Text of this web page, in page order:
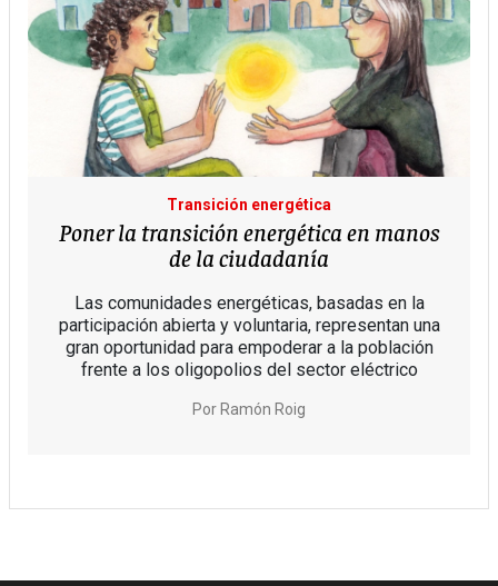
Transición energética
Poner la transición energética en manos
de la ciudadanía
Las comunidades energéticas, basadas en la
participación abierta y voluntaria, representan una
gran oportunidad para empoderar a la población
frente a los oligopolios del sector eléctrico
Por Ramón Roig